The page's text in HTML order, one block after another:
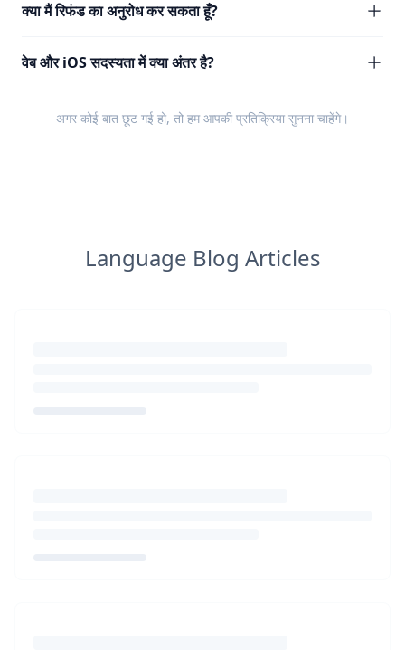
क्या मैं रिफंड का अनुरोध कर सकता हूँ?
वेब और iOS सदस्यता में क्या अंतर है?
अगर कोई बात छूट गई हो, तो हम आपकी प्रतिक्रिया सुनना चाहेंगे।
Language Blog Articles